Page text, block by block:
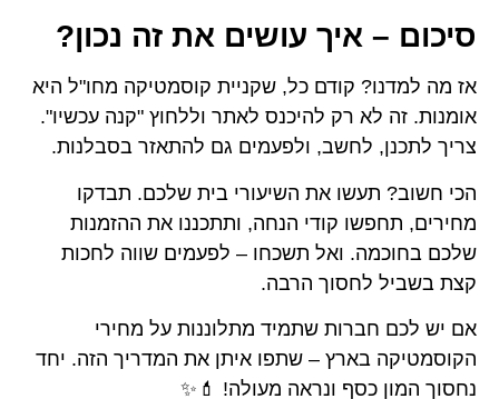
עושים את זה נכון?
כל, שקניית קוסמטיקה מחו"ל היא
להיכנס לאתר וללחוץ "קנה עכשיו".
ולפעמים גם להתאזר בסבלנות.
את השיעורי בית שלכם. תבדקו
הנחה, ותתכננו את ההזמנות
תשכחו – לפעמים שווה לחכות
הרבה.
שתמיד מתלוננות על מחירי
– שתפו איתן את המדריך הזה. יחד
ונראה מעולה! 💄✨